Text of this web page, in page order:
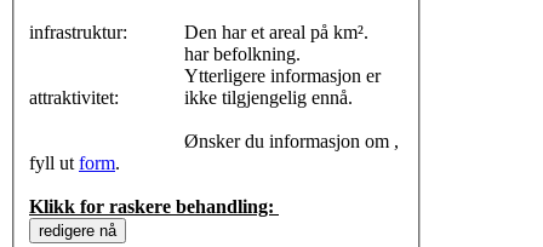
infrastruktur:
attraktivitet:
Den har et areal på km².
har befolkning.
Ytterligere informasjon er
ikke tilgjengelig ennå.
Ønsker du informasjon om ,
fyll ut form.
Klikk for raskere behandling: